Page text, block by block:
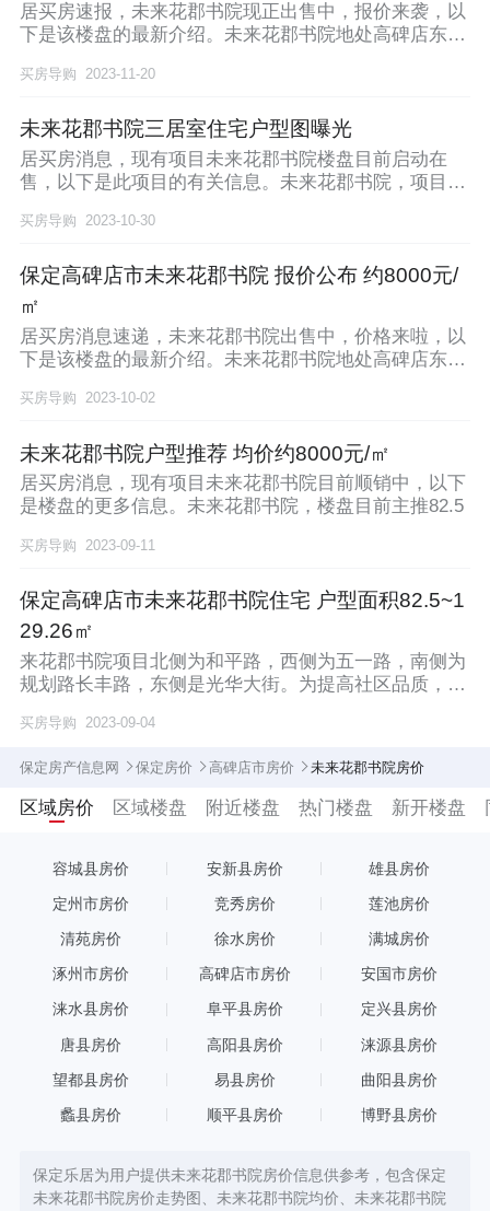
居买房速报，未来花郡书院现正出售中，报价来袭，以
下是该楼盘的最新介绍。未来花郡书院地处高碑店东部
买房导购 2023-11-20
未来花郡书院三居室住宅户型图曝光
居买房消息，现有项目未来花郡书院楼盘目前启动在
售，以下是此项目的有关信息。未来花郡书院，项目在
买房导购 2023-10-30
保定高碑店市未来花郡书院 报价公布 约8000元/
㎡
居买房消息速递，未来花郡书院出售中，价格来啦，以
下是该楼盘的最新介绍。未来花郡书院地处高碑店东部
买房导购 2023-10-02
未来花郡书院户型推荐 均价约8000元/㎡
居买房消息，现有项目未来花郡书院目前顺销中，以下
是楼盘的更多信息。未来花郡书院，楼盘目前主推82.5
买房导购 2023-09-11
保定高碑店市未来花郡书院住宅 户型面积82.5~1
29.26㎡
来花郡书院项目北侧为和平路，西侧为五一路，南侧为
规划路长丰路，东侧是光华大街。为提高社区品质，丰
买房导购 2023-09-04
保定房产信息网 保定房价 高碑店市房价 未来花郡书院房价
区域房价 区域楼盘 附近楼盘 热门楼盘 新开楼盘
容城县房价 安新县房价 雄县房价
定州市房价 竞秀房价 莲池房价
清苑房价 徐水房价 满城房价
涿州市房价 高碑店市房价 安国市房价
涞水县房价 阜平县房价 定兴县房价
唐县房价 高阳县房价 涞源县房价
望都县房价 易县房价 曲阳县房价
蠡县房价 顺平县房价 博野县房价
保定乐居为用户提供未来花郡书院房价信息供参考，包含保定
未来花郡书院房价走势图、未来花郡书院均价、未来花郡书院